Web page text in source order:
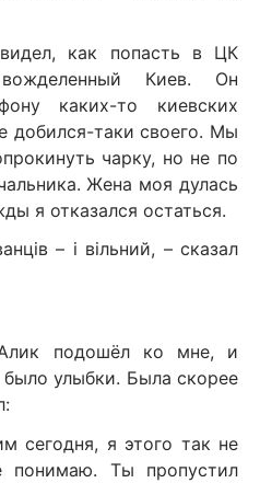
как попасть в ЦК
Киев. Он
каких-то киевских
добился-таки своего. Мы
чарку, но не по
Жена моя дулась
я отказался остаться.
– і вільний, – сказал
подошёл ко мне, и
улыбки. Была скорее
сегодня, я этого так не
Ты пропустил